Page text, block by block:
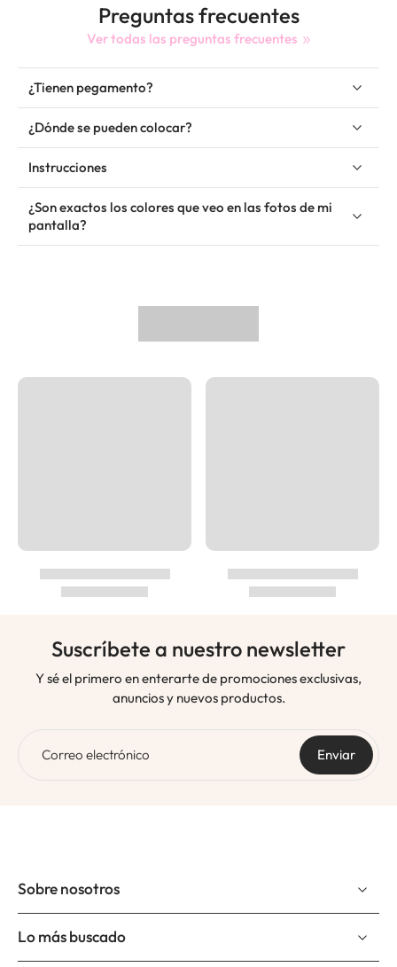
Preguntas frecuentes
Ver todas las preguntas frecuentes
¿Tienen pegamento?
¿Dónde se pueden colocar?
Instrucciones
¿Son exactos los colores que veo en las fotos de mi
pantalla?
Suscríbete a nuestro newsletter
Y sé el primero en enterarte de promociones exclusivas,
anuncios y nuevos productos.
Correo electrónico Enviar
Sobre nosotros
Lo más buscado